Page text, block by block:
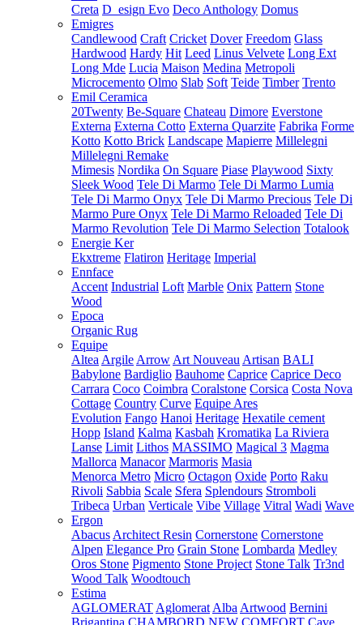
Creta D_esign Evo Deco Anthology Domus
Emigres
Candlewood Craft Cricket Dover Freedom Glass
Hardwood Hardy Hit Leed Linus Velvete Long Ext
Long Mde Lucia Maison Medina Metropoli
Microcemento Olmo Slab Soft Teide Timber Trento
Emil Ceramica
20Twenty Be-Square Chateau Dimore Everstone
Externa Externa Cotto Externa Quarzite Fabrika Forme
Kotto Kotto Brick Landscape Mapierre Millelegni
Millelegni Remake
Mimesis Nordika On Square Piase Playwood Sixty
Sleek Wood Tele Di Marmo Tele Di Marmo Lumia
Tele Di Marmo Onyx Tele Di Marmo Precious Tele Di
Marmo Pure Onyx Tele Di Marmo Reloaded Tele Di
Marmo Revolution Tele Di Marmo Selection Totalook
Energie Ker
Ekxtreme Flatiron Heritage Imperial
Ennface
Accent Industrial Loft Marble Onix Pattern Stone
Wood
Epoca
Organic Rug
Equipe
Altea Argile Arrow Art Nouveau Artisan BALI
Babylone Bardiglio Bauhome Caprice Caprice Deco
Carrara Coco Coimbra Coralstone Corsica Costa Nova
Cottage Country Curve Equipe Ares
Evolution Fango Hanoi Heritage Hexatile cement
Hopp Island Kalma Kasbah Kromatika La Riviera
Lanse Limit Lithos MASSIMO Magical 3 Magma
Mallorca Manacor Marmoris Masia
Menorca Metro Micro Octagon Oxide Porto Raku
Rivoli Sabbia Scale Sfera Splendours Stromboli
Tribeca Urban Verticale Vibe Village Vitral Wadi Wave
Ergon
Abacus Architect Resin Cornerstone Cornerstone
Alpen Elegance Pro Grain Stone Lombarda Medley
Oros Stone Pigmento Stone Project Stone Talk Tr3nd
Wood Talk Woodtouch
Estima
AGLOMERAT Aglomerat Alba Artwood Bernini